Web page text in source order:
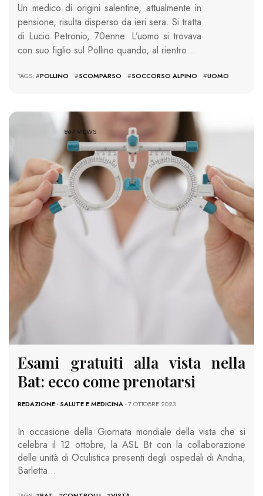
Un medico di origini salentine, attualmente in
pensione, risulta disperso da ieri sera. Si tratta
di Lucio Petronio, 70enne. L’uomo si trovava
con suo figlio sul Pollino quando, al rientro…
TAGS: #POLLINO #SCOMPARSO #SOCCORSO ALPINO #UOMO
867 VIEWS
Esami gratuiti alla vista nella
Bat: ecco come prenotarsi
REDAZIONE-SALUTE E MEDICINA- 7 OTTOBRE 2023
In occasione della Giornata mondiale della vista che si
celebra il 12 ottobre, la ASL Bt con la collaborazione
delle unità di Oculistica presenti degli ospedali di Andria,
Barletta…